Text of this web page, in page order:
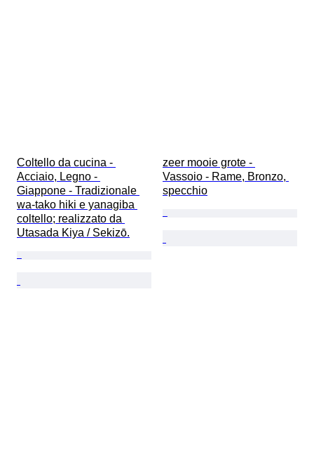
Coltello da cucina -
Acciaio, Legno -
Giappone - Tradizionale
wa-tako hiki e yanagiba
coltello; realizzato da
Utasada Kiya / Sekizō.
zeer mooie grote -
Vassoio - Rame, Bronzo,
specchio